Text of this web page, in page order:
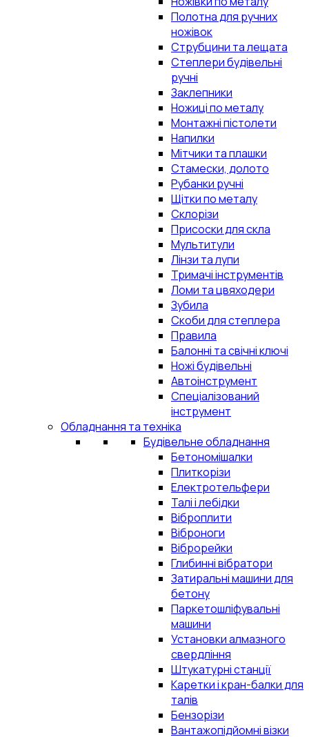
Полотна для ручних
ножівок
Струбцини та лещата
Степлери будівельні
ручні
Заклепники
Ножиці по металу
Монтажні пістолети
Напилки
Мітчики та плашки
Стамески, долото
Рубанки ручні
Щітки по металу
Склорізи
Присоски для скла
Мультитули
Лінзи та лупи
Тримачі інструментів
Ломи та цвяходери
Зубила
Скоби для степлера
Правила
Балонні та свічні ключі
Ножі будівельні
Автоінструмент
Спеціалізований
інструмент
Обладнання та техніка
Будівельне обладнання
Бетономішалки
Плиткорізи
Електротельфери
Талі і лебідки
Віброплити
Віброноги
Віброрейки
Глибинні вібратори
Затиральні машини для
бетону
Паркетошліфувальні
машини
Установки алмазного
свердління
Штукатурні станції
Каретки і кран-балки для
талів
Бензорізи
Вантажопідйомні візки